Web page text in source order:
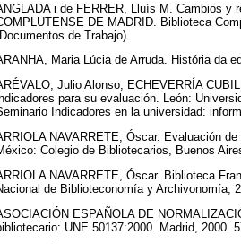
i de FERRER, Lluís M. Cambios y
DE MADRID. Biblioteca
de Trabajo).
Maria Lúcia de Arruda. História da
Julio Alonso; ECHEVERRÍA
para su evaluación. León:
Indicadores en la universidad:
NAVARRETE, Óscar. Evaluación
Colegio de Bibliotecarios, Buenos
NAVARRETE, Óscar. Biblioteca
de Biblioteconomía y Archivonomía,
ESPAÑOLA DE
UNE 50137:2000. Madrid, 2000.